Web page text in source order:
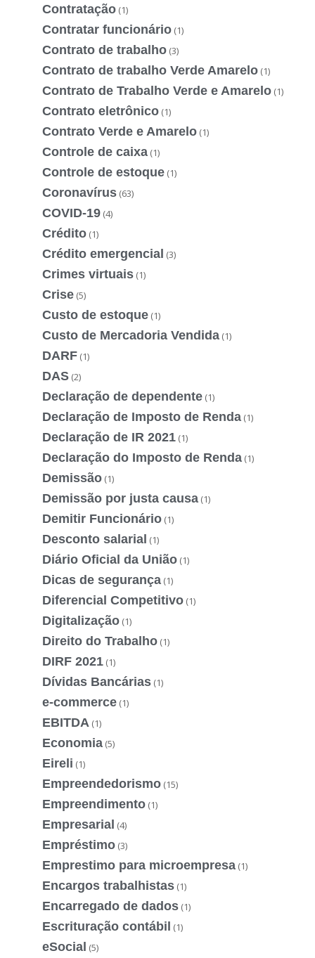
Contratação (1)
Contratar funcionário (1)
Contrato de trabalho (3)
Contrato de trabalho Verde Amarelo (1)
Contrato de Trabalho Verde e Amarelo (1)
Contrato eletrônico (1)
Contrato Verde e Amarelo (1)
Controle de caixa (1)
Controle de estoque (1)
Coronavírus (63)
COVID-19 (4)
Crédito (1)
Crédito emergencial (3)
Crimes virtuais (1)
Crise (5)
Custo de estoque (1)
Custo de Mercadoria Vendida (1)
DARF (1)
DAS (2)
Declaração de dependente (1)
Declaração de Imposto de Renda (1)
Declaração de IR 2021 (1)
Declaração do Imposto de Renda (1)
Demissão (1)
Demissão por justa causa (1)
Demitir Funcionário (1)
Desconto salarial (1)
Diário Oficial da União (1)
Dicas de segurança (1)
Diferencial Competitivo (1)
Digitalização (1)
Direito do Trabalho (1)
DIRF 2021 (1)
Dívidas Bancárias (1)
e-commerce (1)
EBITDA (1)
Economia (5)
Eireli (1)
Empreendedorismo (15)
Empreendimento (1)
Empresarial (4)
Empréstimo (3)
Emprestimo para microempresa (1)
Encargos trabalhistas (1)
Encarregado de dados (1)
Escrituração contábil (1)
eSocial (5)